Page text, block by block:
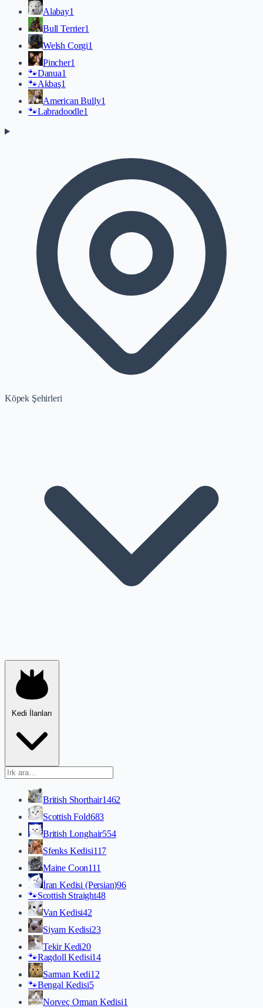
Alabay1
Bull Terrier1
Welsh Corgi1
Pincher1
🐾Danua1
🐾Akbaş1
American Bully1
🐾Labradoodle1
Köpek Şehirleri
Kedi İlanları
British Shorthair1462
Scottish Fold683
British Longhair554
Sfenks Kedisi117
Maine Coon111
İran Kedisi (Persian)96
🐾Scottish Straight48
Van Kedisi42
Siyam Kedisi23
Tekir Kedi20
🐾Ragdoll Kedisi14
Sarman Kedi12
🐾Bengal Kedisi5
Norveç Orman Kedisi1